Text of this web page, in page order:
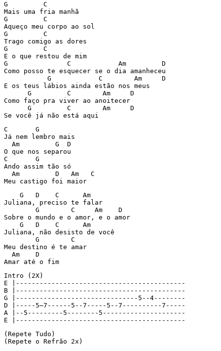
G	  C
Mais uma fria manhã
G	  C
Aqueço meu corpo ao sol
G	  C
Trago comigo as dores
G	  C
E o que restou de mim
G	        C	     Am		D
Como posso te esquecer se o dia amanheceu
           G	        C        Am	D
E os teus lábios ainda estão nos meus
      G	        C        Am	D
Como faço pra viver ao anoitecer
      G	        C        Am	D
Se você já não está aqui
C	G
Já nem lembro mais
  Am	     G  D
O que nos separou
C	G
Ando assim tão só
  Am	     D   Am   C
Meu castigo foi maior
    G   D    C      Am
Juliana, preciso te falar
        G        C     Am    D
Sobre o mundo e o amor, e o amor
    G   D    C      Am
Juliana, não desisto de você
        G        C
Meu destino é te amar
  Am    D
Amar até o fim
Intro (2X)
E |-------------------------------------------
B |-------------------------------------------
G |-------------------------------5--4--------
D |-----5—7------5--7-----5--7----------7-----
A |--5---------5--------5---------------------
E |-------------------------------------------
(Repete Tudo)
(Repete o Refrão 2x)